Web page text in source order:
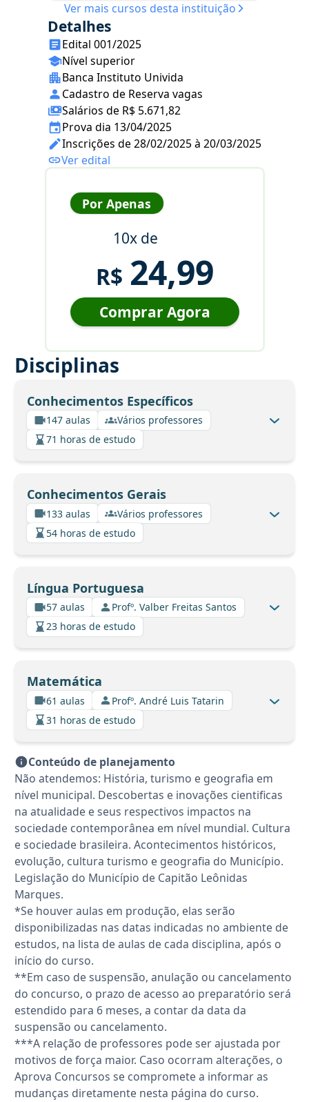
Ver mais cursos desta instituição
Detalhes
Edital 001/2025
Nível superior
Banca Instituto Univida
Cadastro de Reserva vagas
Salários de R$ 5.671,82
Prova dia 13/04/2025
Inscrições de 28/02/2025 à 20/03/2025
Ver edital
Por Apenas
10x de
R$ 24,99
Comprar Agora
Disciplinas
Conhecimentos Específicos
147 aulas
Vários professores
71 horas de estudo
Conhecimentos Gerais
133 aulas
Vários professores
54 horas de estudo
Língua Portuguesa
57 aulas
Profº. Valber Freitas Santos
23 horas de estudo
Matemática
61 aulas
Profº. André Luis Tatarin
31 horas de estudo
Conteúdo de planejamento
Não atendemos: História, turismo e geografia em
nível municipal. Descobertas e inovações cientificas
na atualidade e seus respectivos impactos na
sociedade contemporânea em nível mundial. Cultura
e sociedade brasileira. Acontecimentos históricos,
evolução, cultura turismo e geografia do Município.
Legislação do Município de Capitão Leônidas
Marques.
*Se houver aulas em produção, elas serão
disponibilizadas nas datas indicadas no ambiente de
estudos, na lista de aulas de cada disciplina, após o
início do curso.
**Em caso de suspensão, anulação ou cancelamento
do concurso, o prazo de acesso ao preparatório será
estendido para 6 meses, a contar da data da
suspensão ou cancelamento.
***A relação de professores pode ser ajustada por
motivos de força maior. Caso ocorram alterações, o
Aprova Concursos se compromete a informar as
mudanças diretamente nesta página do curso.